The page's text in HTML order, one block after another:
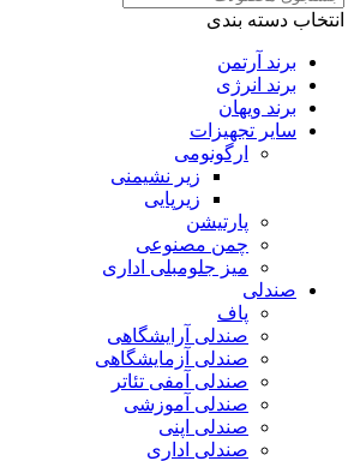
انتخاب دسته بندی
برند آرتمن
برند انرژی
برند ویهان
سایر تجهیزات
ارگونومی
زیر نشیمنی
زیرپایی
پارتیشن
چمن مصنوعی
میز جلومبلی اداری
صندلی
پاف
صندلی آرایشگاهی
صندلی آزمایشگاهی
صندلی آمفی تئاتر
صندلی آموزشی
صندلی اپنی
صندلی اداری